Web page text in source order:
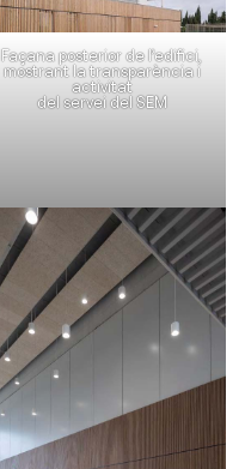
Façana posterior de l’edifici,
mostrant la transparència i
activitat
del servei del SEM